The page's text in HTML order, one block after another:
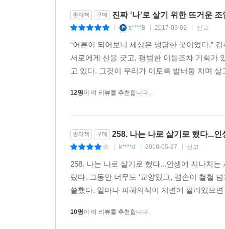
떨어지는 취업률과 치솟는 물가는 아직 사회에
모두 고민하고 모두 답답해하는 현실, 그게 지금
원하던 모습일까?
사회가 아닌 개인에 집중한 내면의 이야기들에
평범하지만 아름다운 우리 보통의 존재들을 위하
당신이 조금은 자유로워졌기를 바란다
우리에게 건투를 빈다
해줄 수 있을까. 다 이렇게 살고 있으니 유난
종이책 구매 진짜 ‘나’로 살기 위한 뜨거운
s****8 2017-03-02 신고
“어른이 되어보니 세상은 냉담한 곳이었다.”
서로에게 선을 긋고, 평범한 이들조차 기회가
고 있다. 그것이 우리가 이토록 발버둥 치며
12명이 이 리뷰를 추천합니다.
종이책 구매 258. 나는 나로 살기로 했다...
k****d 2018-05-27 신고
258. 나는 나로 살기로 했다...인생에 지나치는
랐다. 그동안 너무도 ‘교양있고, 겸손이 철철
쓸했다. 얼마나 피해의식이 저변에 깔려있으
10명이 이 리뷰를 추천합니다.